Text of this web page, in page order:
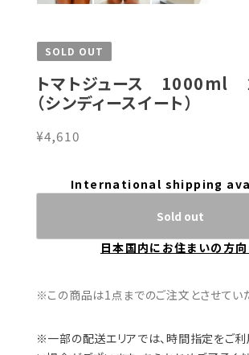
SOLD OUT
トマトジュース 1000ml
（シンディースイート）
¥4,610
International shipping
Sold out
日本国内にお住まいの方
※この商品は1点までのご注文とさせてい
※一部の配送エリアでは、時間指定をご